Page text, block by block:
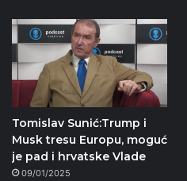
Tomislav Sunić:Trump i
Musk tresu Europu, moguć
je pad i hrvatske Vlade
09/01/2025